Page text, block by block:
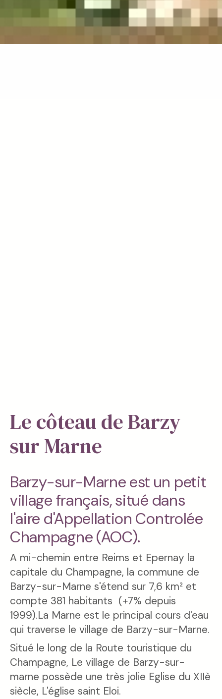
Le côteau de Barzy
sur Marne
Barzy-sur-Marne est un petit
village français, situé dans
l'aire d'Appellation Controlée
Champagne (AOC).
A mi-chemin entre Reims et Epernay la
capitale du Champagne, la commune de
Barzy-sur-Marne s'étend sur 7,6 km² et
compte 381 habitants (+7% depuis
1999).La Marne est le principal cours d'eau
qui traverse le village de Barzy-sur-Marne.
Situé le long de la Route touristique du
Champagne, Le village de Barzy-sur-
marne possède une très jolie Eglise du XIIè
siècle, L'église saint Eloi.